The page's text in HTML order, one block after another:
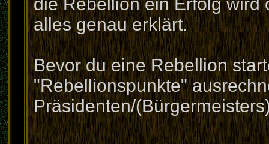
alles genau erklärt.
Bevor du eine Rebellion
"Rebellionspunkte"
Präsidenten/